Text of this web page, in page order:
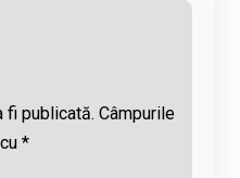
fi publicată. Câmpurile
*